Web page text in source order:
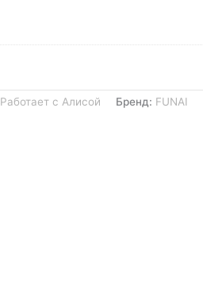
Работает с Алисой Бренд: FUNAI